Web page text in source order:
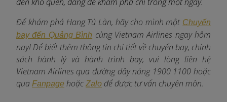
Để khám phá Hang Tú Làn, hãy cho mình một Chuyến
bay đến Quảng Bình cùng Vietnam Airlines ngay hôm
nay! Để biết thêm thông tin chi tiết về chuyến bay, chính
sách hành lý và hành trình bay, vui lòng liên hệ
Vietnam Airlines qua đường dây nóng 1900 1100 hoặc
qua Fanpage hoặc Zalo để được tư vấn chuyên môn.